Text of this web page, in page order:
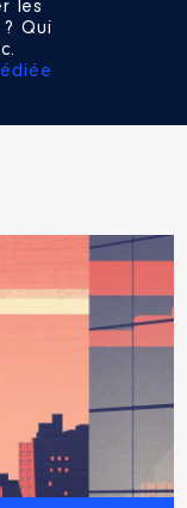
les
Qui